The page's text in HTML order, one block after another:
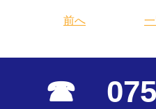
前へ
☎ 075-